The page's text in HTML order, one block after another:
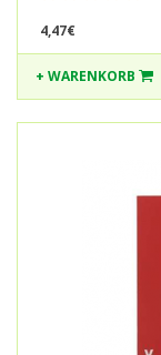
4,47€
+ WARENKORB